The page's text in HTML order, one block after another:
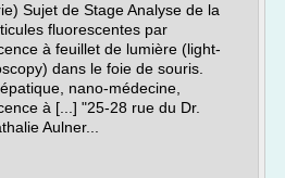
Sujet de Stage Analyse de la
fluorescentes par
à feuillet de lumière (light-
dans le foie de souris.
nano-médecine,
à [...] "25-28 rue du Dr.
Aulner...